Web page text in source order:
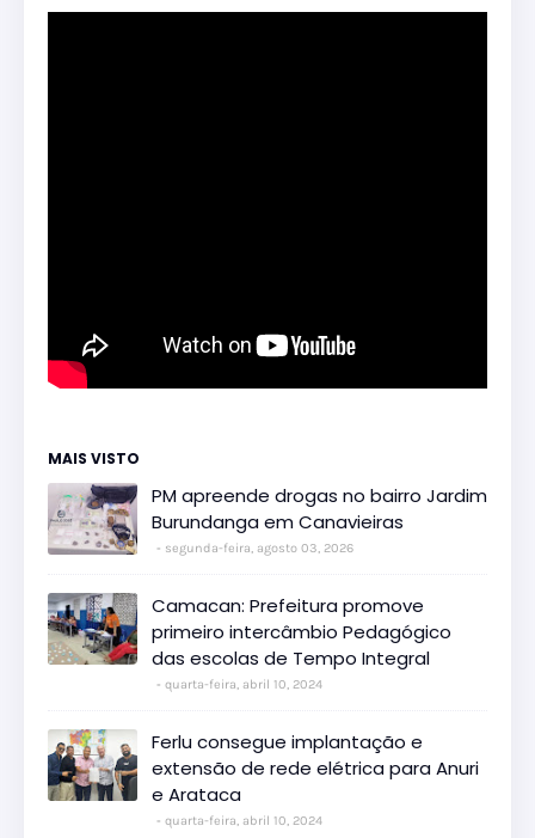
MAIS VISTO
PM apreende drogas no bairro Jardim
Burundanga em Canavieiras
segunda-feira, agosto 03, 2026
Camacan: Prefeitura promove
primeiro intercâmbio Pedagógico
das escolas de Tempo Integral
quarta-feira, abril 10, 2024
Ferlu consegue implantação e
extensão de rede elétrica para Anuri
e Arataca
quarta-feira, abril 10, 2024